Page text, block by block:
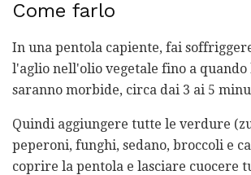
Come farlo
In una pentola capiente, fai
l'aglio nell'olio vegetale fino a quando
saranno morbide, circa dai 3 ai 5
Quindi aggiungere tutte le verdure
peperoni, funghi, sedano, broccoli e
coprire la pentola e lasciare cuocere